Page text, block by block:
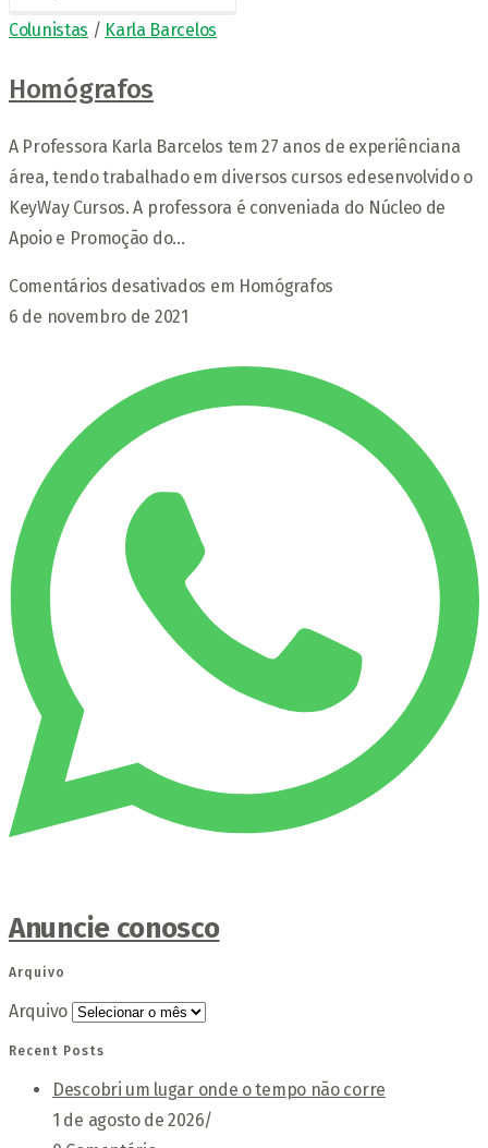
Colunistas / Karla Barcelos
Homógrafos
A Professora Karla Barcelos tem 27 anos de experiênciana
área, tendo trabalhado em diversos cursos edesenvolvido o
KeyWay Cursos. A professora é conveniada do Núcleo de
Apoio e Promoção do…
Comentários desativados em Homógrafos
6 de novembro de 2021
Anuncie conosco
Arquivo
Arquivo
Recent Posts
Descobri um lugar onde o tempo não corre
1 de agosto de 2026/